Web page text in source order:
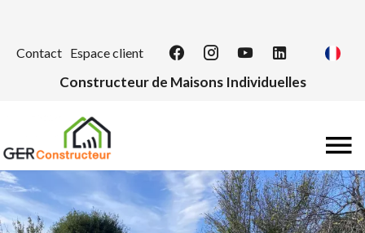
Contact Espace client
Constructeur de Maisons Individuelles